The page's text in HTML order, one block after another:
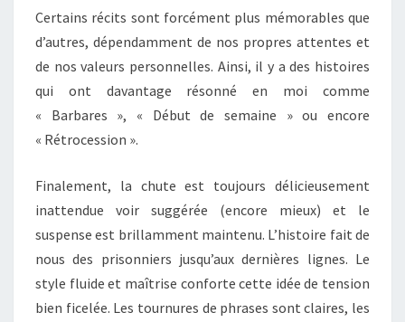
Certains récits sont forcément plus mémorables que
d’autres, dépendamment de nos propres attentes et
de nos valeurs personnelles. Ainsi, il y a des histoires
qui ont davantage résonné en moi comme
« Barbares », « Début de semaine » ou encore
« Rétrocession ».
Finalement, la chute est toujours délicieusement
inattendue voir suggérée (encore mieux) et le
suspense est brillamment maintenu. L’histoire fait de
nous des prisonniers jusqu’aux dernières lignes. Le
style fluide et maîtrise conforte cette idée de tension
bien ficelée. Les tournures de phrases sont claires, les